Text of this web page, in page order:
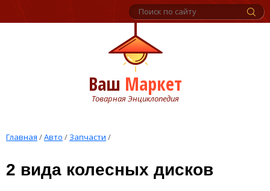
Ваш Маркет
Товарная Энциклопедия
Главная /Авто / Запчасти /
2 вида колесных дисков